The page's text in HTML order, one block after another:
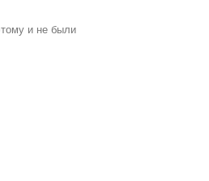
и не были